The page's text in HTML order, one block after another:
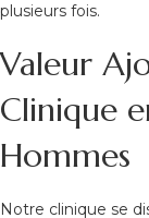
plusieurs fois.
Valeur
Clinique
Hommes
Notre clinique se